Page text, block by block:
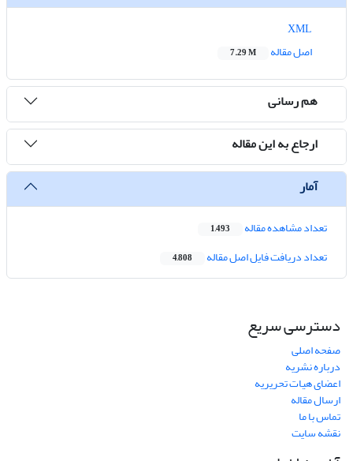
اصل مقاله
7.29 M
هم رسانی
ارجاع به این مقاله
آمار
تعداد مشاهده مقاله 1,493
تعداد دریافت فایل اصل مقاله 4,808
دسترسی سریع
صفحه اصلی
درباره نشریه
اعضای هیات تحریریه
ارسال مقاله
تماس با ما
نقشه سایت